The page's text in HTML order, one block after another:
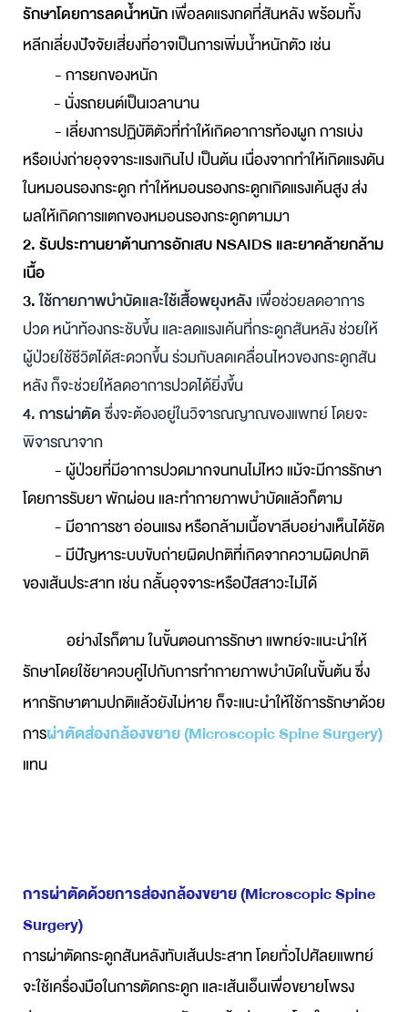
รักษาโดยการลดน้ำหนักเพื่อลดแรงกดที่สันหลัง พร้อมทั้ง
หลีกเลี่ยงปัจจัยเสี่ยงที่อาจเป็นการเพิ่มน้ำหนักตัว เช่น
- การยกของหนัก
- นั่งรถยนต์เป็นเวลานาน
- เลี่ยงการปฏิบัติตัวที่ทำให้เกิดอาการท้องผูก การเบ่ง
หรือเบ่งถ่ายอุจจาระแรงเกินไป เป็นต้น เนื่องจากทำให้เกิดแรงดัน
ในหมอนรองกระดูก ทำให้หมอนรองกระดูกเกิดแรงเค้นสูง ส่ง
ผลให้เกิดการแตกของหมอนรองกระดูกตามมา
2.รับประทานยาต้านการอักเสบ NSAIDS และยาคล้ายกล้าม
เนื้อ
3.ใช้กายภาพบำบัดและใช้เสื้อพยุงหลัง เพื่อช่วยลดอาการ
ปวด หน้าท้องกระชับขึ้น และลดแรงเค้นที่กระดูกสันหลัง ช่วยให้
ผู้ป่วยใช้ชีวิตได้สะดวกขึ้น ร่วมกับลดเคลื่อนไหวของกระดูกสัน
หลัง ก็จะช่วยให้ลดอาการปวดได้ยิ่งขึ้น
4.การผ่าตัดซึ่งจะต้องอยู่ในวิจารณญาณของแพทย์ โดยจะ
พิจารณาจาก
- ผู้ป่วยที่มีอาการปวดมากจนทนไม่ไหว แม้จะมีการรักษา
โดยการรับยา พักผ่อน และทำกายภาพบำบัดแล้วก็ตาม
- มีอาการชา อ่อนแรง หรือกล้ามเนื้อขาลีบอย่างเห็นได้ชัด
- มีปัญหาระบบขับถ่ายผิดปกติที่เกิดจากความผิดปกติ
ของเส้นประสาท เช่น กลั้นอุจจาระหรือปัสสาวะไม่ได้
อย่างไรก็ตาม ในขั้นตอนการรักษา แพทย์จะแนะนำให้
รักษาโดยใช้ยาควบคู่ไปกับการทำกายภาพบำบัดในขั้นต้น ซึ่ง
หากรักษาตามปกติแล้วยังไม่หาย ก็จะแนะนำให้ใช้การรักษาด้วย
การผ่าตัดส่องกล้องขยาย (Microscopic Spine Surgery)
แทน
การผ่าตัดด้วยการส่องกล้องขยาย (Microscopic Spine
Surgery)
การผ่าตัดกระดูกสันหลังทับเส้นประสาท โดยทั่วไปศัลยแพทย์
จะใช้เครื่องมือในการตัดกระดูก และเส้นเอ็นเพื่อขยายโพรง